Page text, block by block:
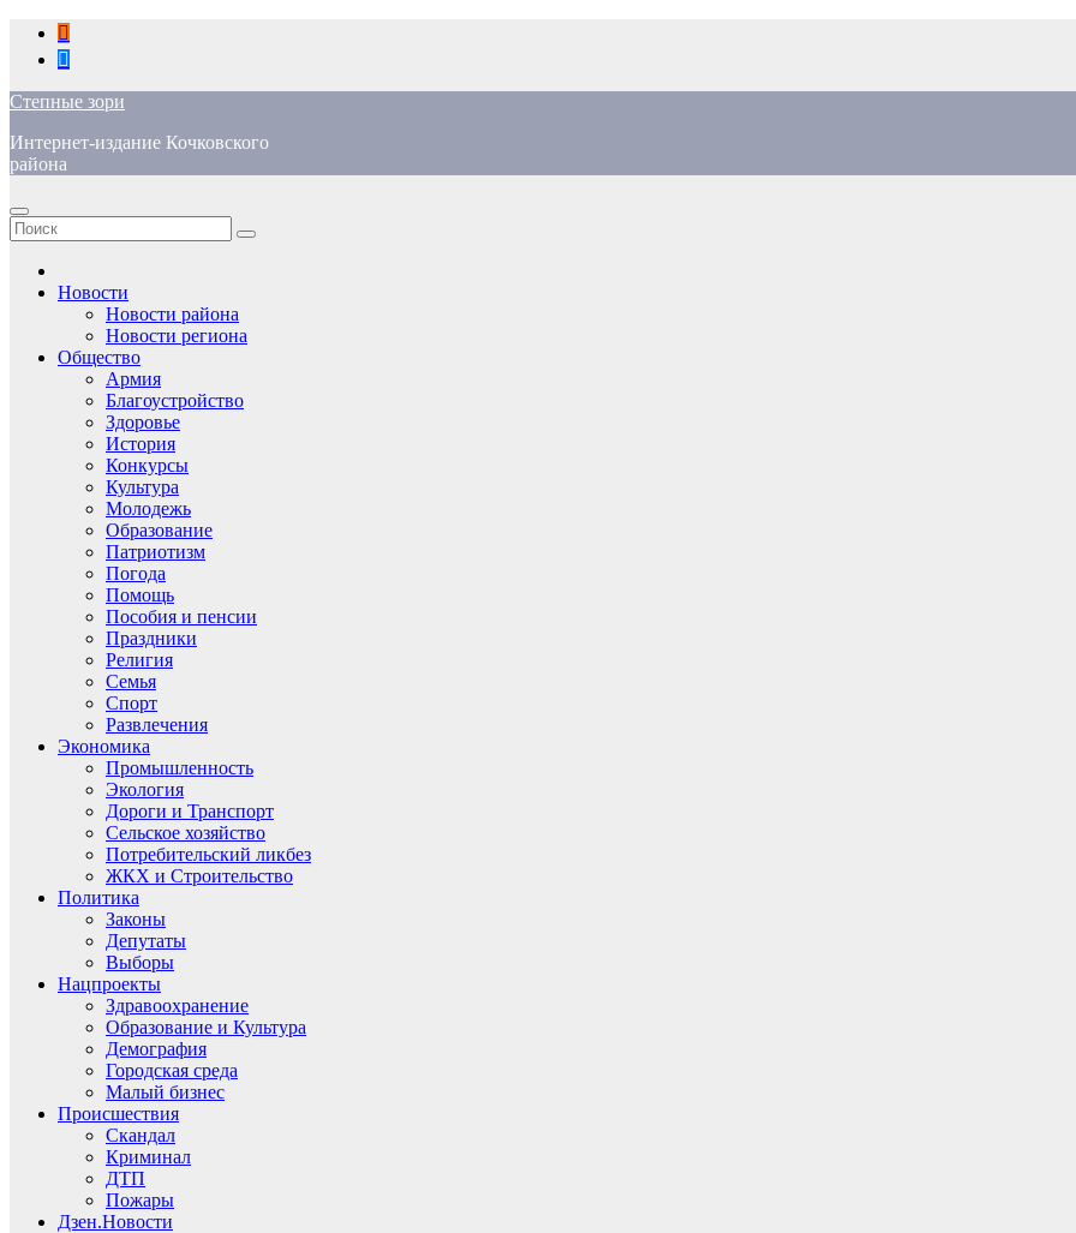
Перейти
содержимому
Степные зори
Интернет-издание Кочковского
района
Новости
Новости района
Новости региона
Общество
Армия
Благоустройство
Здоровье
История
Конкурсы
Культура
Молодежь
Образование
Патриотизм
Погода
Помощь
Пособия и пенсии
Праздники
Религия
Семья
Спорт
Развлечения
Экономика
Промышленность
Экология
Дороги и Транспорт
Сельское хозяйство
Потребительский ликбез
ЖКХ и Строительство
Политика
Законы
Депутаты
Выборы
Нацпроекты
Здравоохранение
Образование и Культура
Демография
Городская среда
Малый бизнес
Происшествия
Скандал
Криминал
ДТП
Пожары
Дзен.Новости